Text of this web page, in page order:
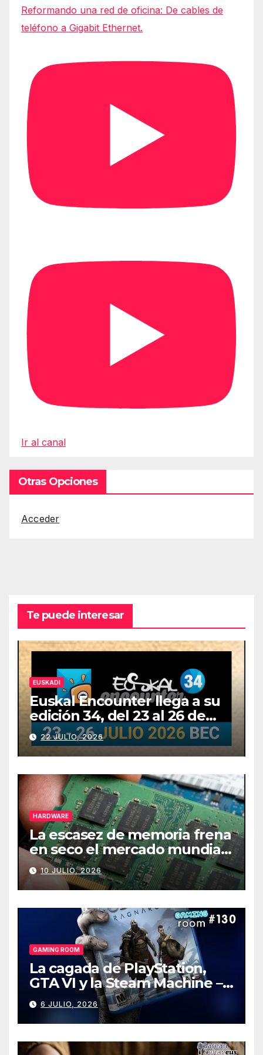
Reformando una red de oficina: De cables de
teléfono a Gigabit Ethernet.
Ir al canal
Otras Opciones
Acceder
Te puede interesar
EUSKADI
Euskal Encounter llega a su
edición 34, del 23 al 26 de
julio
22 JULIO, 2026
HARDWARE
La escasez de memoria frena
en seco el mercado mundial
de PCs
10 JULIO, 2026
GAMING ROOM
La cagada de PlayStation,
GTA VI y la Steam Machine –
Gaming Room #130
6 JULIO, 2026